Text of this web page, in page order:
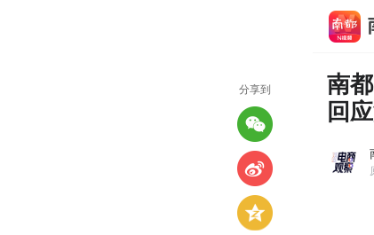
南
回
分享到